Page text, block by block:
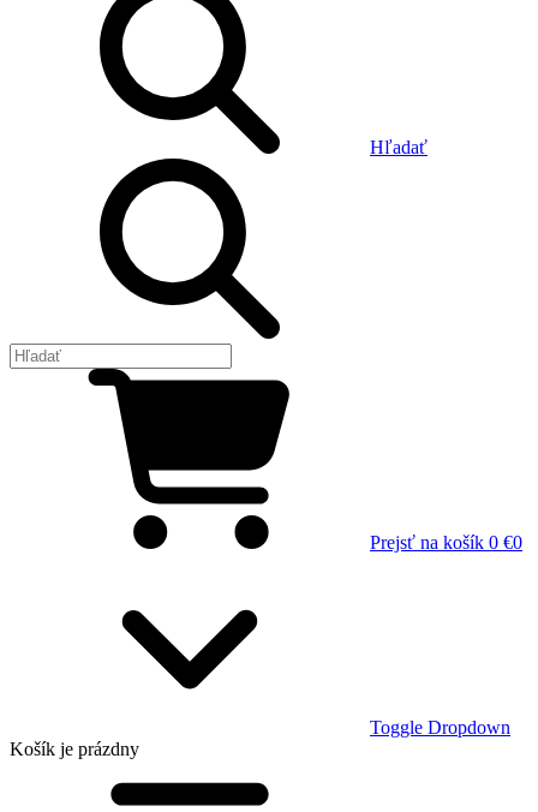
Hľadať
Prejsť na košík 0 €0
Toggle Dropdown
Košík je prázdny